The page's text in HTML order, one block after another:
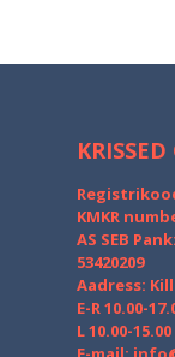
KRISSED
KMKR
AS SEB
53420209
Aadress:
E-R 10.00-
L 10.00-15.00